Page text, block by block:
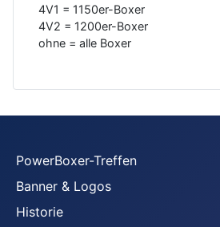
4V1 = 1150er-Boxer
4V2 = 1200er-Boxer
ohne = alle Boxer
PowerBoxer-Treffen
Banner & Logos
Historie